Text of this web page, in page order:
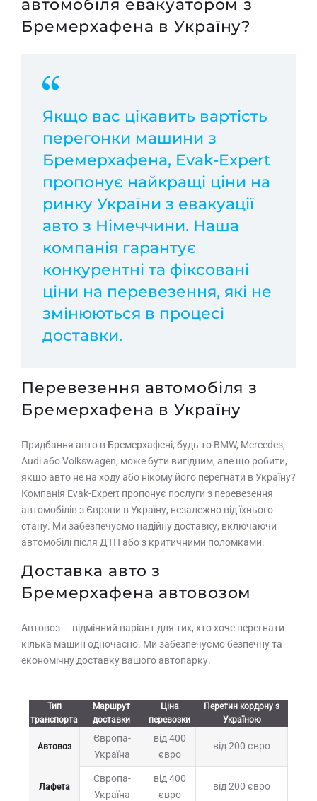
автомобіля евакуатором з
Бремерхафена в Україну?
Якщо вас цікавить вартість
перегонки машини з
Бремерхафена, Evak-Expert
пропонує найкращі ціни на
ринку України з евакуації
авто з Німеччини. Наша
компанія гарантує
конкурентні та фіксовані
ціни на перевезення, які не
змінюються в процесі
доставки.
Перевезення автомобіля з
Бремерхафена в Україну
Придбання авто в Бремерхафені, будь то BMW, Mercedes,
Audi або Volkswagen, може бути вигідним, але що робити,
якщо авто не на ходу або нікому його перегнати в Україну?
Компанія Evak-Expert пропонує послуги з перевезення
автомобілів з Європи в Україну, незалежно від їхнього
стану. Ми забезпечуємо надійну доставку, включаючи
автомобілі після ДТП або з критичними поломками.
Доставка авто з
Бремерхафена автовозом
Автовоз — відмінний варіант для тих, хто хоче перегнати
кілька машин одночасно. Ми забезпечуємо безпечну та
економічну доставку вашого автопарку.
Тип
транспорта
Маршрут
доставки
Ціна
перевозки
Перетин кордону з
Україною
Автовоз
Європа-
Україна
від 400
євро
від 200 євро
Лафета
Європа-
Україна
від 400
євро
від 200 євро